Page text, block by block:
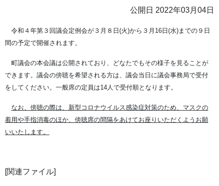
公開日 2022年03月04日
令和４年第３回議会定例会が３月８日(火)から３月16日(水)までの９日
間の予定で開催されます。
町議会の本会議は公開されており、どなたでもその様子を見ることが
できます。議会の傍聴を希望される方は、議会当日に議会事務局で受付
をしてください。一般席の定員は14人で受付順となります。
なお、傍聴の際は、新型コロナウイルス感染症対策のため、マスクの
着用や手指消毒のほか、傍聴席の間隔をあけてお座りいただくようお願
いいたします。
[関連ファイル]